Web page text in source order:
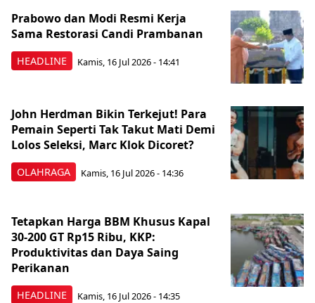
HEADLINE
Prabowo dan Modi Resmi Kerja
Sama Restorasi Candi Prambanan
Kamis, 16 Jul 2026 - 14:41
OLAHRAGA
John Herdman Bikin Terkejut! Para
Pemain Seperti Tak Takut Mati Demi
Lolos Seleksi, Marc Klok Dicoret?
Kamis, 16 Jul 2026 - 14:36
HEADLINE
Tetapkan Harga BBM Khusus Kapal
30-200 GT Rp15 Ribu, KKP:
Produktivitas dan Daya Saing
Perikanan
Kamis, 16 Jul 2026 - 14:35